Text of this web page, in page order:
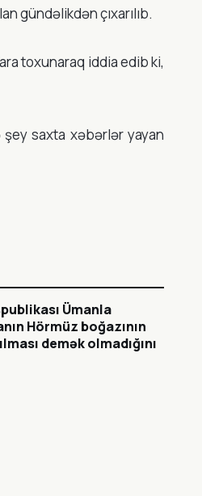
gündəlikdən çıxarılıb.
toxunaraq iddia edib ki,
saxta xəbərlər yayan
Ümanla
Hörmüz boğazının
demək olmadığını